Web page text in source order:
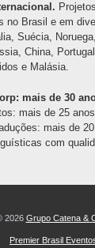
no Brasil e em
Suécia,
China,
e Malásia.
mais de 30
mais de 25
mais de
com
2026 Grupo Catena &
Premier Brasil